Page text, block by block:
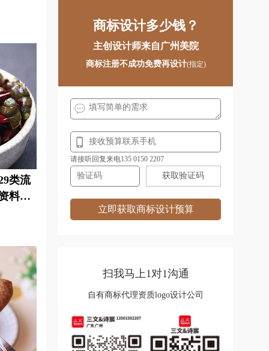
仪表商标注册
纸制品商标注册
类流
料、
商标设计多少钱？
主创设计师来自广州美院
商标注册不成功免费再设计(指定)
请接听回复来电135 0150 2207
获取验证码
立即获取商标设计预算
扫我马上1对1沟通
自有商标代理资质logo设计公司